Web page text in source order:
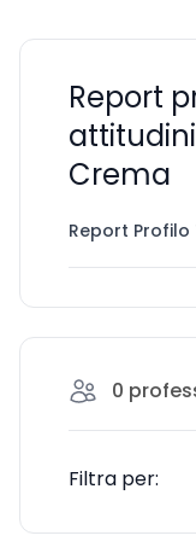
Report
Crema
Report Profilo
0
Filtra per: